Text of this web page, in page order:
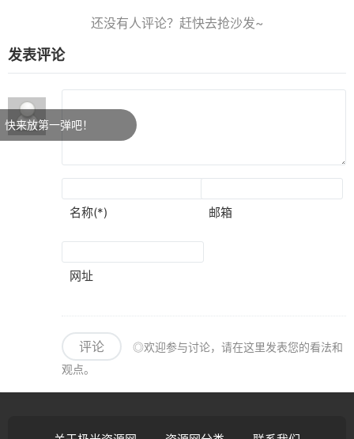
发表评论
名称(*) 邮箱
网址
评论
◎欢迎参与讨论，请在这里发表您的看法和
观点。
放第一弹吧！